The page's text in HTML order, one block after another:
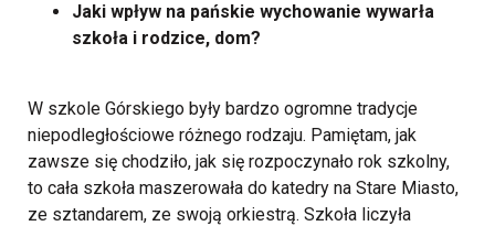
Jaki wpływ na pańskie wychowanie wywarła
szkoła i rodzice, dom?
W szkole Górskiego były bardzo ogromne tradycje
niepodległościowe różnego rodzaju. Pamiętam, jak
zawsze się chodziło, jak się rozpoczynało rok szkolny,
to cała szkoła maszerowała do katedry na Stare Miasto,
ze sztandarem, ze swoją orkiestrą. Szkoła liczyła